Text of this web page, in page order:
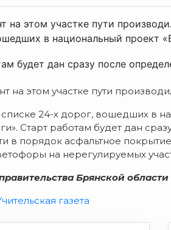
на этом участке пути
в национальный проект
будет дан сразу после
на этом участке пути
24-х дорог, вошедших в
Старт работам будет дан
в порядок асфальтное
на нерегулируемых
Брянской области
газета